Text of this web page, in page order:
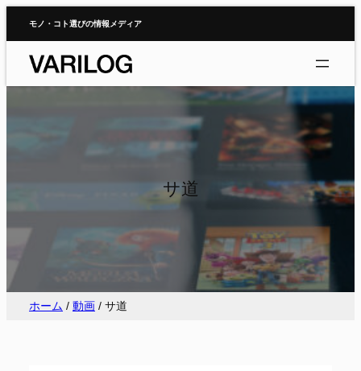
モノ・コト選びの情報メディア
サ道
ホーム / 動画 / サ道